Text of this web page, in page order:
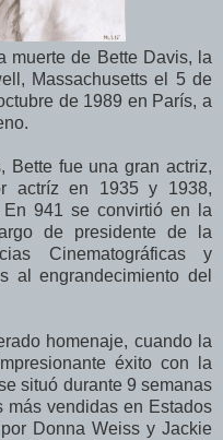
muerte de Bette Davis, la
Massachusetts el 5 de
de 1989 en París, a
Bette fue una gran actriz,
actríz en 1935 y 1938,
941 se convirtió en la
de presidente de la
Cinematográficas y
al engrandecimiento del
homenaje, cuando la
éxito con la
situó durante 9 semanas
vendidas en Estados
Donna Weiss y Jackie